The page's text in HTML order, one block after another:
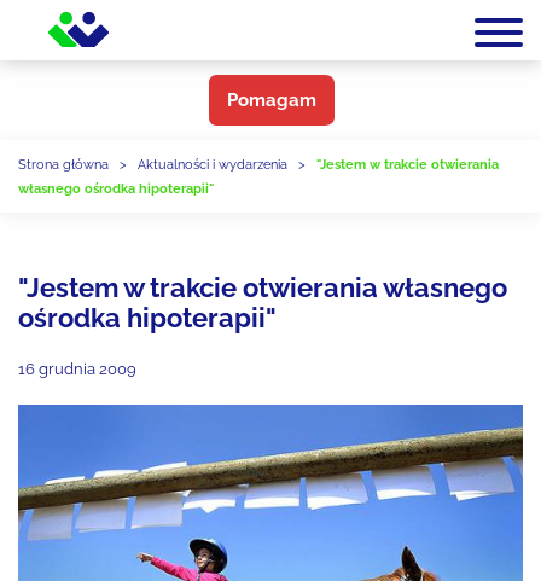
Pomagam
Strona główna > Aktualności i wydarzenia >
"Jestem w trakcie otwierania
własnego ośrodka hipoterapii"
"Jestem w trakcie otwierania własnego
ośrodka hipoterapii"
16 grudnia 2009